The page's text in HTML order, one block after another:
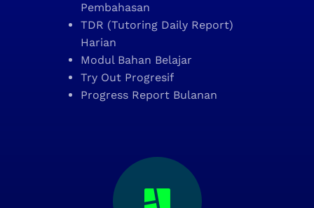
Pembahasan
TDR (Tutoring Daily Report)
Harian
Modul Bahan Belajar
Try Out Progresif
Progress Report Bulanan